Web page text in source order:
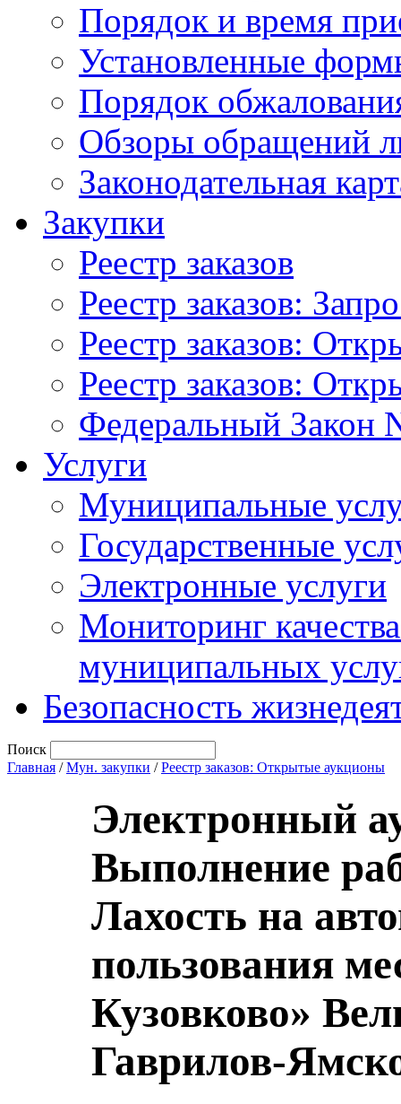
Порядок и время
Установленные
Порядок
Обзоры обращений
Законодательная
Закупки
Реестр заказов
Реестр заказов:
Реестр заказов:
Реестр заказов:
Федеральный Закон
Услуги
Муниципальные
Государственные
Электронные услуги
Мониторинг
муниципальных
Безопасность
Поиск
Главная /Мун. закупки /Реестр заказов: Открытые аукционы
Электронный
Выполнение
Лахость на
пользования
Кузовково»
Гаврилов-